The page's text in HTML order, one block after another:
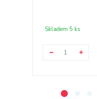
Skladem 5 ks